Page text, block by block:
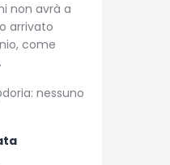
non avrà a
arrivato
come
nessuno